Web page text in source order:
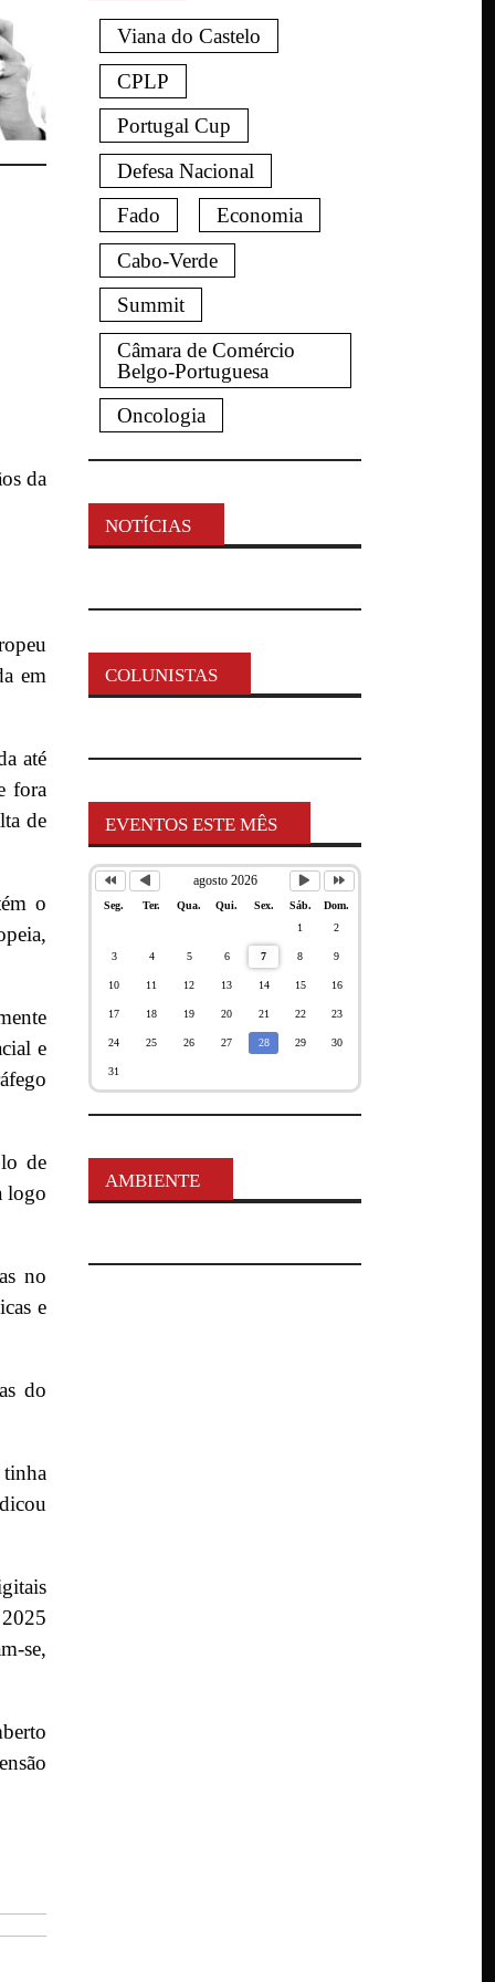
em
até
fora
de
o
e
de
logo
no
e
do
se,
Viana do Castelo
CPLP
Portugal Cup
Defesa Nacional
Fado
Economia
Cabo-Verde
Summit
Câmara de Comércio
Belgo-Portuguesa
Oncologia
NOTÍCIAS
COLUNISTAS
EVENTOS ESTE MÊS
agosto 2026
Seg. Ter. Qua. Qui. Sex. Sáb.
Dom.
1
2
3 4 5 6 7 8 9
10 11 12 13 14 15 16
17 18 19 20 21 22 23
24 25 26 27 28 29 30
31
AMBIENTE